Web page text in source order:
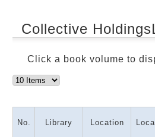
Collective
Click a book volume to
No. Library Location